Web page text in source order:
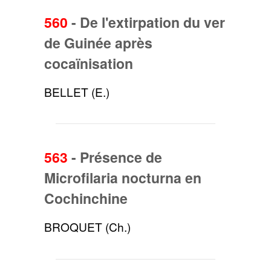
560 - De l'extirpation du ver
de Guinée après
cocaïnisation
BELLET (E.)
563 - Présence de
Microfilaria nocturna en
Cochinchine
BROQUET (Ch.)